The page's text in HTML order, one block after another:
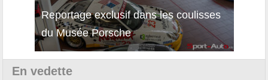
Reportage exclusif dans les coulisses
du Musée Porsche
Découverte de la nouvelle Ferrari
12Cilindri Manuale
En vedette